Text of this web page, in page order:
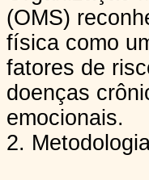
(OMS)
física como
fatores de
doenças
emocionais.
2.